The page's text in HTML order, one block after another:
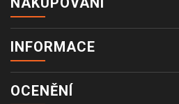
INFORMACE
OCENĚNÍ